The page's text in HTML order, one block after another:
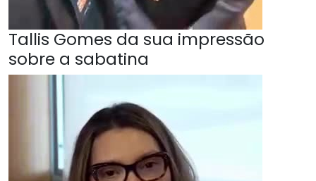
Tallis Gomes da sua impressão
sobre a sabatina